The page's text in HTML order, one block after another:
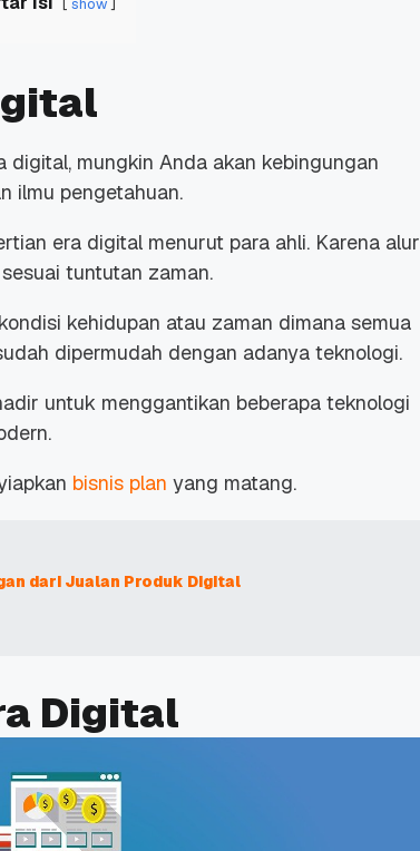
Promo
show
digital, mungkin Anda akan kebingungan
ilmu pengetahuan.
era digital menurut para ahli. Karena alur
tuntutan zaman.
kehidupan atau zaman dimana semua
dipermudah dengan adanya teknologi.
untuk menggantikan beberapa teknologi
bisnis plan yang matang.
dari Jualan Produk Digital
Digital